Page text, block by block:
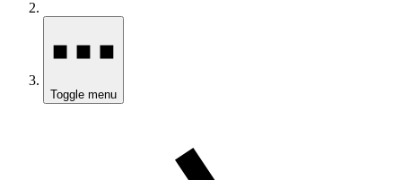
Toggle menu